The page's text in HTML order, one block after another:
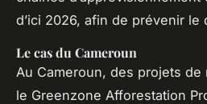
d’ici 2026, afin de prévenir le
Le cas du Cameroun
Au Cameroun, des projets
le Greenzone Afforestation